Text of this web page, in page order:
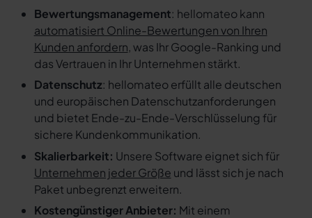
Bewertungsmanagement: hellomateo kann
automatisiert Online-Bewertungen von Ihren
Kunden anfordern, was Ihr Google-Ranking und
das Vertrauen in Ihr Unternehmen stärkt.
Datenschutz: hellomateo erfüllt alle deutschen
und europäischen Datenschutzanforderungen
und bietet Ende-zu-Ende-Verschlüsselung für
sichere Kundenkommunikation.
Skalierbarkeit: Unsere Software eignet sich für
Unternehmen jeder Größe und lässt sich je nach
Paket unbegrenzt erweitern.
Kostengünstiger Anbieter: Mit einem